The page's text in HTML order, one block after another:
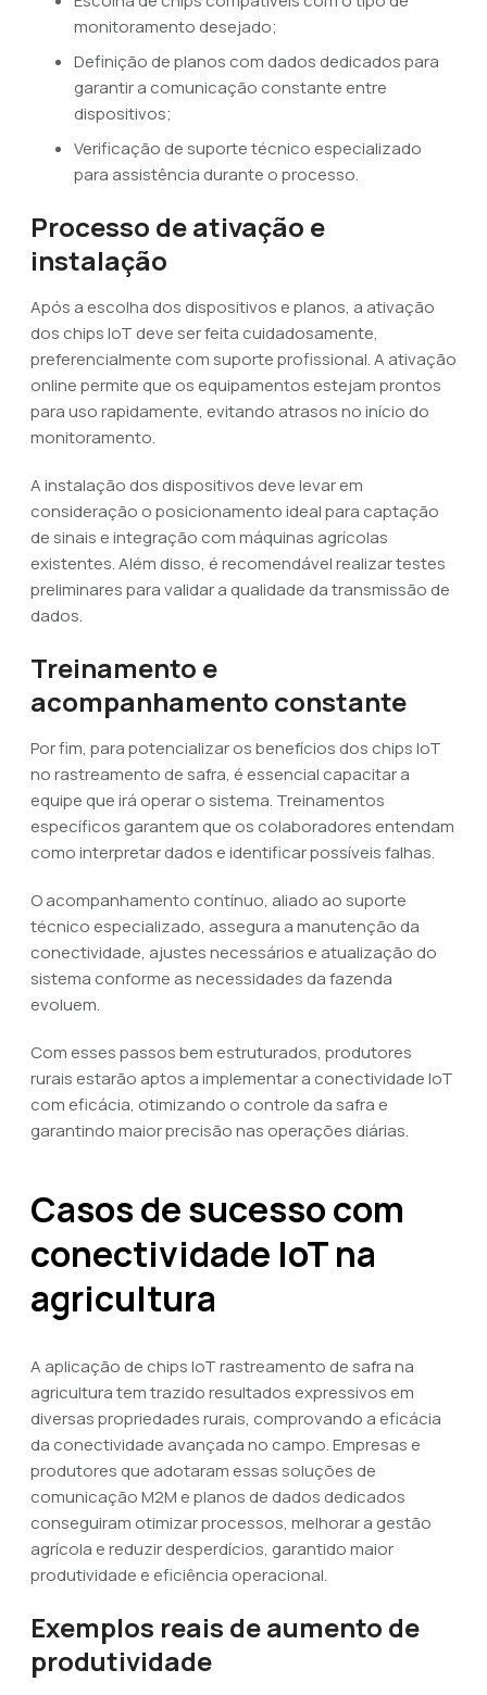
monitoramento desejado;
Definição de planos com dados dedicados para
garantir a comunicação constante entre
dispositivos;
Verificação de suporte técnico especializado
para assistência durante o processo.
Processo de ativação e
instalação
Após a escolha dos dispositivos e planos, a ativação
dos chips IoT deve ser feita cuidadosamente,
preferencialmente com suporte profissional. A ativação
online permite que os equipamentos estejam prontos
para uso rapidamente, evitando atrasos no início do
monitoramento.
A instalação dos dispositivos deve levar em
consideração o posicionamento ideal para captação
de sinais e integração com máquinas agrícolas
existentes. Além disso, é recomendável realizar testes
preliminares para validar a qualidade da transmissão de
dados.
Treinamento e
acompanhamento constante
Por fim, para potencializar os benefícios dos chips IoT
no rastreamento de safra, é essencial capacitar a
equipe que irá operar o sistema. Treinamentos
específicos garantem que os colaboradores entendam
como interpretar dados e identificar possíveis falhas.
O acompanhamento contínuo, aliado ao suporte
técnico especializado, assegura a manutenção da
conectividade, ajustes necessários e atualização do
sistema conforme as necessidades da fazenda
evoluem.
Com esses passos bem estruturados, produtores
rurais estarão aptos a implementar a conectividade IoT
com eficácia, otimizando o controle da safra e
garantindo maior precisão nas operações diárias.
Casos de sucesso com
conectividade IoT na
agricultura
A aplicação de chips IoT rastreamento de safra na
agricultura tem trazido resultados expressivos em
diversas propriedades rurais, comprovando a eficácia
da conectividade avançada no campo. Empresas e
produtores que adotaram essas soluções de
comunicação M2M e planos de dados dedicados
conseguiram otimizar processos, melhorar a gestão
agrícola e reduzir desperdícios, garantido maior
produtividade e eficiência operacional.
Exemplos reais de aumento de
produtividade